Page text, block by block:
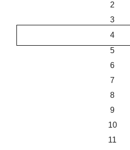
2
3
4
5
6
7
8
9
10
11